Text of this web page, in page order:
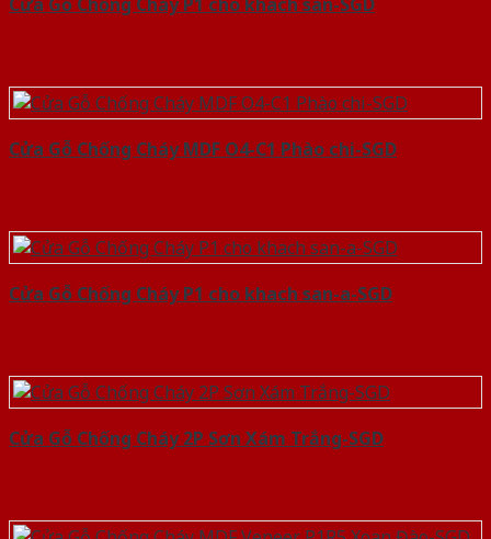
Cửa Gỗ Chống Cháy MDF O4-C1 Phào chi-SGD
Cửa Gỗ Chống Cháy P1 cho khach san-a-SGD
Cửa Gỗ Chống Cháy 2P Sơn Xám Trắng-SGD